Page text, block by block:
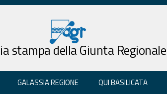
stampa della Giunta Regionale
GALASSIA REGIONE QUI BASILICATA